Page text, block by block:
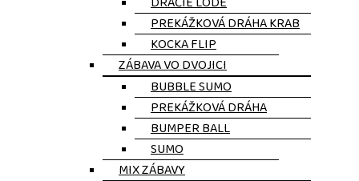
PREKÁŽKOVÁ DRÁHA KRAB
KOCKA FLIP
ZÁBAVA VO DVOJICI
BUBBLE SUMO
PREKÁŽKOVÁ DRÁHA
BUMPER BALL
SUMO
MIX ZÁBAVY